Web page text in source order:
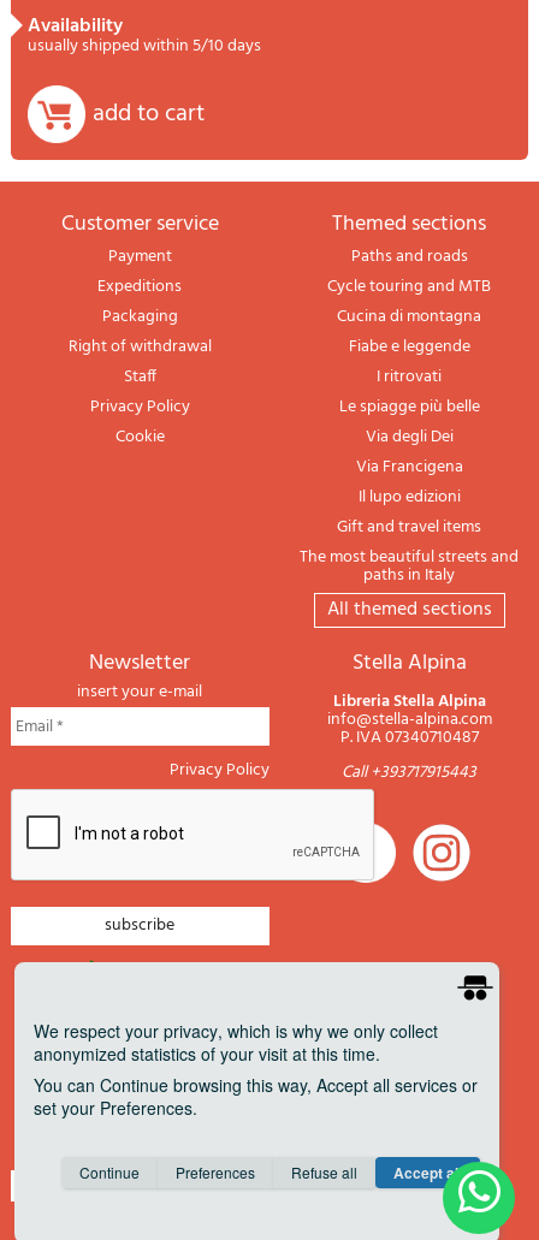
availability
usually shipped within 5/10 days
add to cart
Customer service
Payment
Expeditions
Packaging
Right of withdrawal
Staff
Privacy Policy
Cookie
themed sections
Paths and roads
Cycle touring and MTB
Cucina di montagna
Fiabe e leggende
I ritrovati
Le spiagge più belle
Via degli Dei
Via Francigena
Il lupo edizioni
Gift and travel items
The most beautiful streets and
paths in Italy
All themed sections
newsletter
insert your e-mail
Privacy Policy
newsletter travels
newsletter military
Stella Alpina
Libreria Stella Alpina
info@stella-alpina.com
P. IVA 07340710487
Call +393717915443
We respect your privacy, which is why we only collect
anonymized statistics of your visit at this time.
You can Continue browsing this way, Accept all services or
set your Preferences.
Consent cookie learn more
Continue Preferences Refuse all Accept all
Anonymous Invisible Save